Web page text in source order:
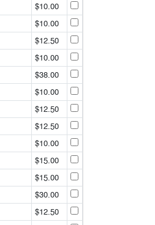
$10.00
$10.00
$12.50
$10.00
$38.00
$10.00
$12.50
$12.50
$10.00
$15.00
$15.00
$30.00
$12.50